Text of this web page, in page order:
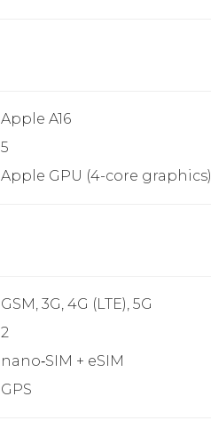
Apple A16
5
Apple GPU (4-core graphics)
GSM, 3G, 4G (LTE), 5G
2
nano‑SIM + eSIM
GPS